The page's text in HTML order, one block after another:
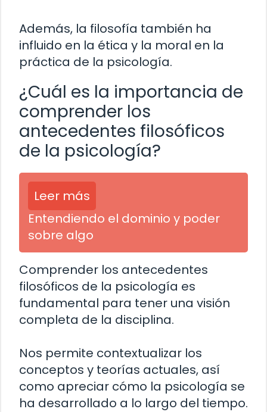
Además, la filosofía también ha
influido en la ética y la moral en la
práctica de la psicología.
¿Cuál es la importancia de
comprender los
antecedentes filosóficos
de la psicología?
Leer más
Entendiendo el dominio y poder
sobre algo
Comprender los antecedentes
filosóficos de la psicología es
fundamental para tener una visión
completa de la disciplina.
Nos permite contextualizar los
conceptos y teorías actuales, así
como apreciar cómo la psicología se
ha desarrollado a lo largo del tiempo.